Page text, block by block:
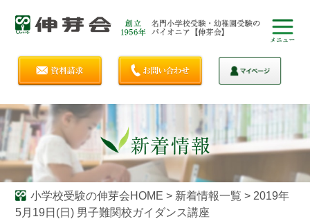
小学校受験の伸芽会HOME > 新着情報一覧 > 2019年
5月19日(日) 男子難関校ガイダンス講座